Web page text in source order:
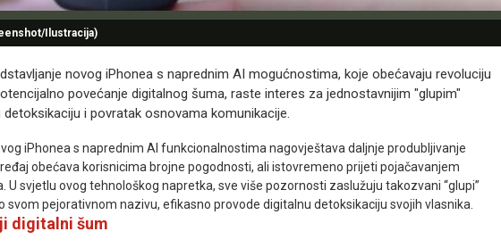
Ilustracija)
novog iPhonea s naprednim AI mogućnostima, koje obećavaju revoluciju
povećanje digitalnog šuma, raste interes za jednostavnijim "glupim"
i povratak osnovama komunikacije.
iPhonea s naprednim AI funkcionalnostima nagovještava daljnje produbljivanje
obećava korisnicima brojne pogodnosti, ali istovremeno prijeti pojačavanjem
svjetlu ovog tehnološkog napretka, sve više pozornosti zaslužuju takozvani “glupi”
svom pejorativnom nazivu, efikasno provode digitalnu detoksikaciju svojih vlasnika.
digitalni šum